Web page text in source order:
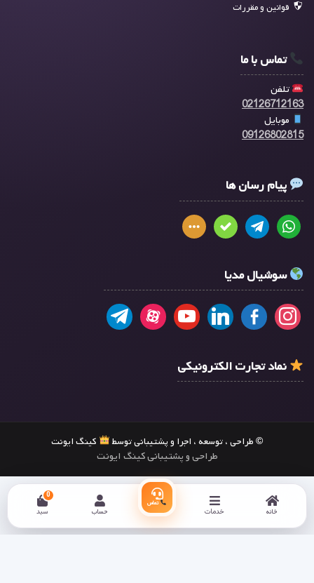
خانه خدمات
تماس
حساب سبد
0
قوانین و مقررات
تماس با ما
تلفن
02126712163
موبایل
09126802815
پیام رسان ها
سوشیال مدیا
نماد تجارت الکترونیکی
© طراحی ، توسعه ، اجرا و پشتیبانی توسط کینگ ایونت
طراحی و پشتیبانی کینگ ایونت